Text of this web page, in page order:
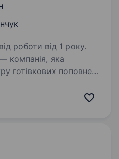
роботи від 1 року.
готівкових поповнень
після ребрендингу